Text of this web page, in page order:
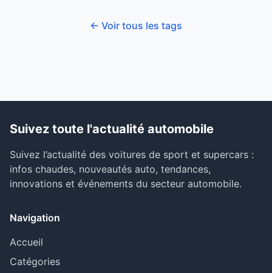
← Voir tous les tags
Suivez toute l'actualité automobile
Suivez l’actualité des voitures de sport et supercars :
infos chaudes, nouveautés auto, tendances,
innovations et événements du secteur automobile.
Navigation
Accueil
Catégories